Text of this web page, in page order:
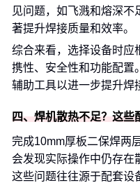
见问题，如飞溅和熔深不
著提升焊接质量和效率。
综合来看，选择设备时应
携性、安全性和功能配置
辅助工具以进一步提升焊
四、焊机散热不足？这些
完成10mm厚板二保焊两
会发现实际操作中仍存在
这些问题往往源于配套设